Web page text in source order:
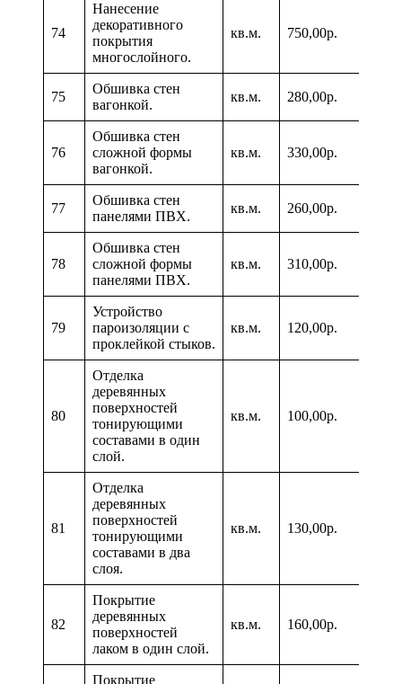
74
Нанесение
декоративного
покрытия
многослойного.
кв.м. 750,00р.
75
Обшивка стен
вагонкой.
кв.м. 280,00р.
76
Обшивка стен
сложной формы
вагонкой.
кв.м. 330,00р.
77
Обшивка стен
панелями ПВХ.
кв.м. 260,00р.
78
Обшивка стен
сложной формы
панелями ПВХ.
кв.м. 310,00р.
79
Устройство
пароизоляции с
проклейкой стыков.
кв.м. 120,00р.
80
Отделка
деревянных
поверхностей
тонирующими
составами в один
слой.
кв.м. 100,00р.
81
Отделка
деревянных
поверхностей
тонирующими
составами в два
слоя.
кв.м. 130,00р.
82
Покрытие
деревянных
поверхностей
лаком в один слой.
кв.м. 160,00р.
Покрытие